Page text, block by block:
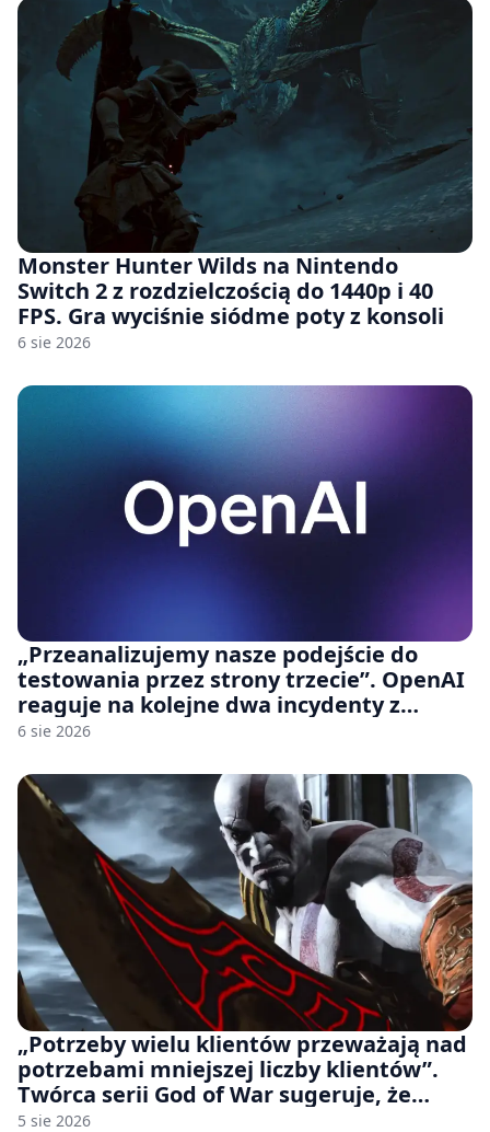
Monster Hunter Wilds na Nintendo
Switch 2 z rozdzielczością do 1440p i 40
FPS. Gra wyciśnie siódme poty z konsoli
6 sie 2026
„Przeanalizujemy nasze podejście do
testowania przez strony trzecie”. OpenAI
reaguje na kolejne dwa incydenty z
udziałem autorskich modeli
6 sie 2026
„Potrzeby wielu klientów przeważają nad
potrzebami mniejszej liczby klientów”.
Twórca serii God of War sugeruje, że
rozumie, dlaczego Sony rezygnuje z gier
5 sie 2026